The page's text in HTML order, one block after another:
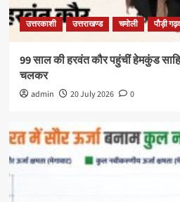
उत्तरकाशी उत्तराखण्ड चमोली पौड़ी
99 साल की हरवंत कौर पहुंचीं हेमकुंड
चलकर
admin 20 July 2026 0